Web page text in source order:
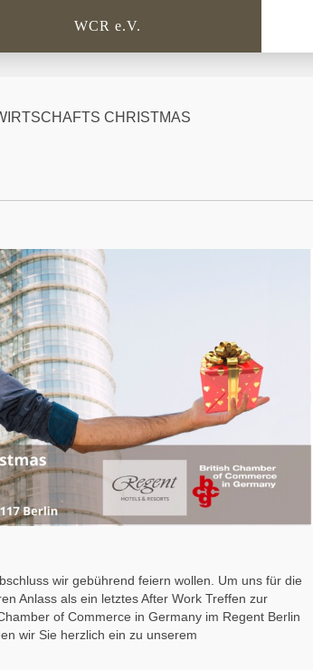
WCR e.V.
CHRISTMAS
wir gebührend feiern wollen. Um uns für die
Anlass als ein letztes After Work Treffen zur
of Commerce in Germany im Regent Berlin
wir Sie herzlich ein zu unserem